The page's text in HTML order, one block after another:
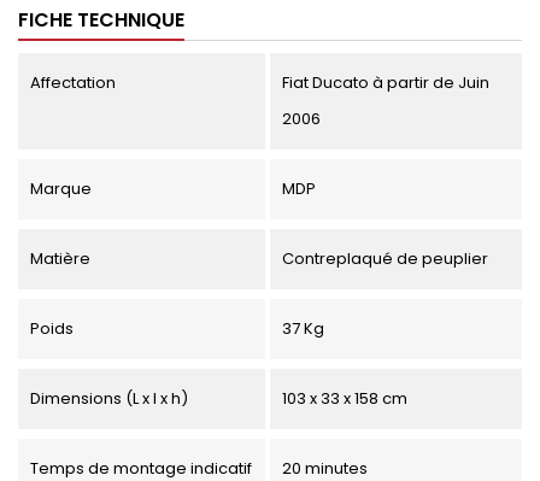
FICHE TECHNIQUE
Affectation
Fiat Ducato à partir de Juin
2006
Marque MDP
Matière Contreplaqué de peuplier
Poids 37 Kg
Dimensions (L x l x h) 103 x 33 x 158 cm
Temps de montage indicatif 20 minutes